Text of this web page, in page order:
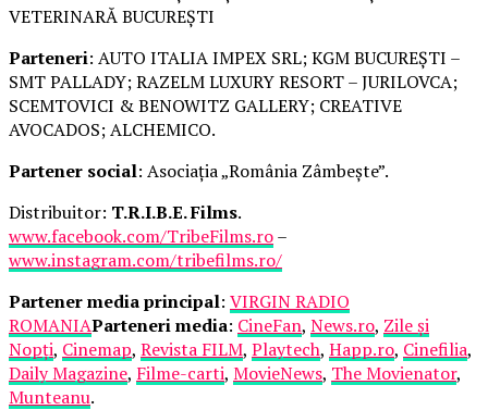
VETERINARĂ BUCUREȘTI
Parteneri: AUTO ITALIA IMPEX SRL; KGM BUCUREȘTI –
SMT PALLADY; RAZELM LUXURY RESORT – JURILOVCA;
SCEMTOVICI & BENOWITZ GALLERY; CREATIVE
AVOCADOS; ALCHEMICO.
Partener social: Asociația „România Zâmbește”.
Distribuitor: T.R.I.B.E. Films.
www.facebook.com/TribeFilms.ro–
www.instagram.com/tribefilms.ro/
Partener media principal: VIRGIN RADIO
ROMANIAParteneri media: CineFan, News.ro, Zile și
Nopți, Cinemap, Revista FILM, Playtech, Happ.ro, Cinefilia,
Daily Magazine, Filme-carti, MovieNews, The Movienator,
Munteanu.